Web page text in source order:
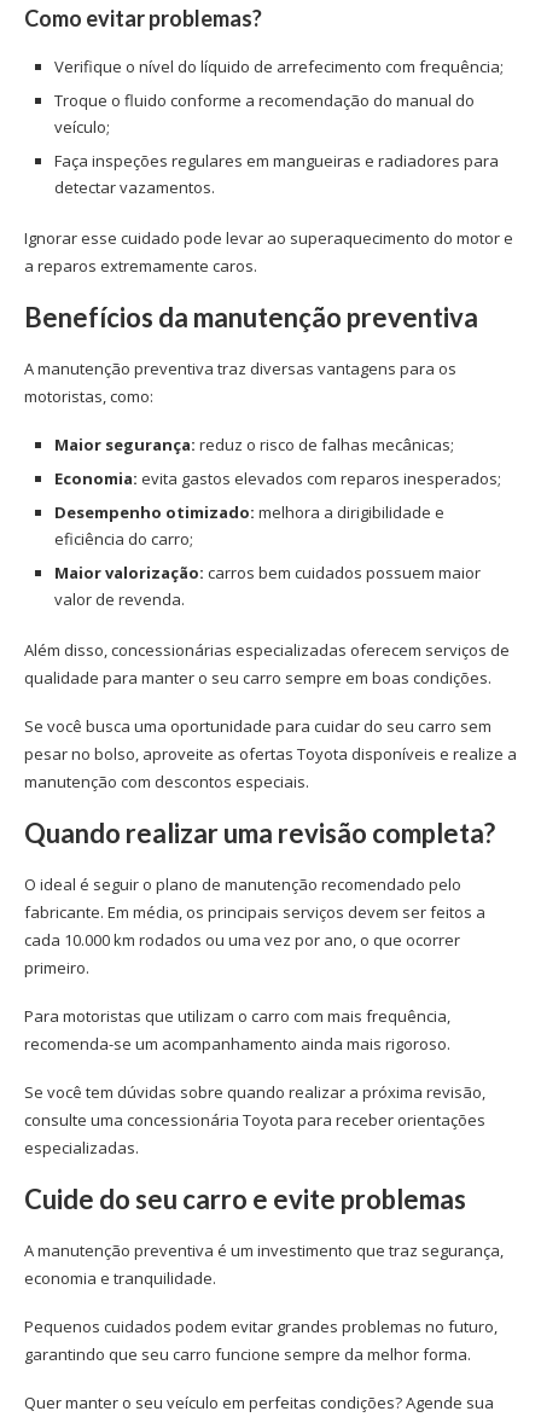
Como evitar problemas?
Verifique o nível do líquido de arrefecimento com frequência;
Troque o fluido conforme a recomendação do manual do
veículo;
Faça inspeções regulares em mangueiras e radiadores para
detectar vazamentos.
Ignorar esse cuidado pode levar ao superaquecimento do motor e
a reparos extremamente caros.
Benefícios da manutenção preventiva
A manutenção preventiva traz diversas vantagens para os
motoristas, como:
Maior segurança: reduz o risco de falhas mecânicas;
Economia: evita gastos elevados com reparos inesperados;
Desempenho otimizado: melhora a dirigibilidade e
eficiência do carro;
Maior valorização: carros bem cuidados possuem maior
valor de revenda.
Além disso, concessionárias especializadas oferecem serviços de
qualidade para manter o seu carro sempre em boas condições.
Se você busca uma oportunidade para cuidar do seu carro sem
pesar no bolso, aproveite as ofertas Toyota disponíveis e realize a
manutenção com descontos especiais.
Quando realizar uma revisão completa?
O ideal é seguir o plano de manutenção recomendado pelo
fabricante. Em média, os principais serviços devem ser feitos a
cada 10.000 km rodados ou uma vez por ano, o que ocorrer
primeiro.
Para motoristas que utilizam o carro com mais frequência,
recomenda-se um acompanhamento ainda mais rigoroso.
Se você tem dúvidas sobre quando realizar a próxima revisão,
consulte uma concessionária Toyota para receber orientações
especializadas.
Cuide do seu carro e evite problemas
A manutenção preventiva é um investimento que traz segurança,
economia e tranquilidade.
Pequenos cuidados podem evitar grandes problemas no futuro,
garantindo que seu carro funcione sempre da melhor forma.
Quer manter o seu veículo em perfeitas condições? Agende sua